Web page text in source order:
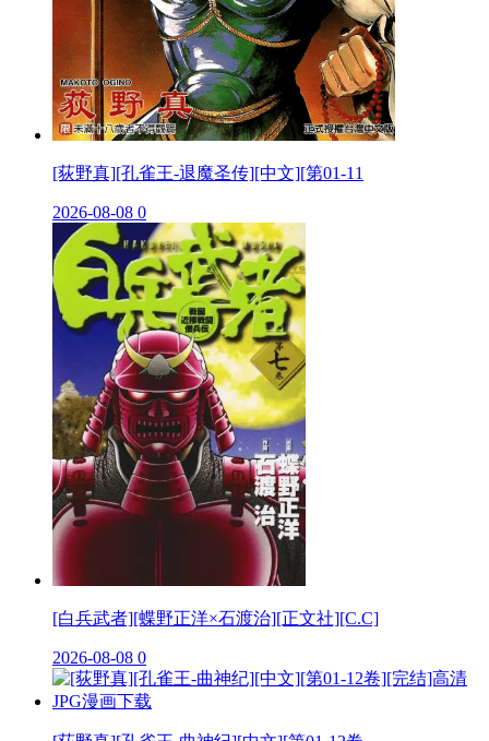
[荻野真][孔雀王-退魔圣传][中文][第01-11
2026-08-08 0
[白兵武者][蝶野正洋×石渡治][正文社][C.C]
2026-08-08 0